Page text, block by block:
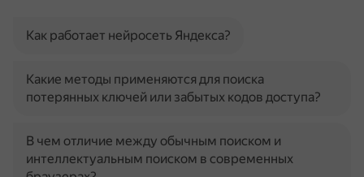
Как работает нейросеть Яндекса?
Какие методы применяются для поиска
потерянных ключей или забытых кодов доступа?
В чем отличие между обычным поиском и
интеллектуальным поиском в современных